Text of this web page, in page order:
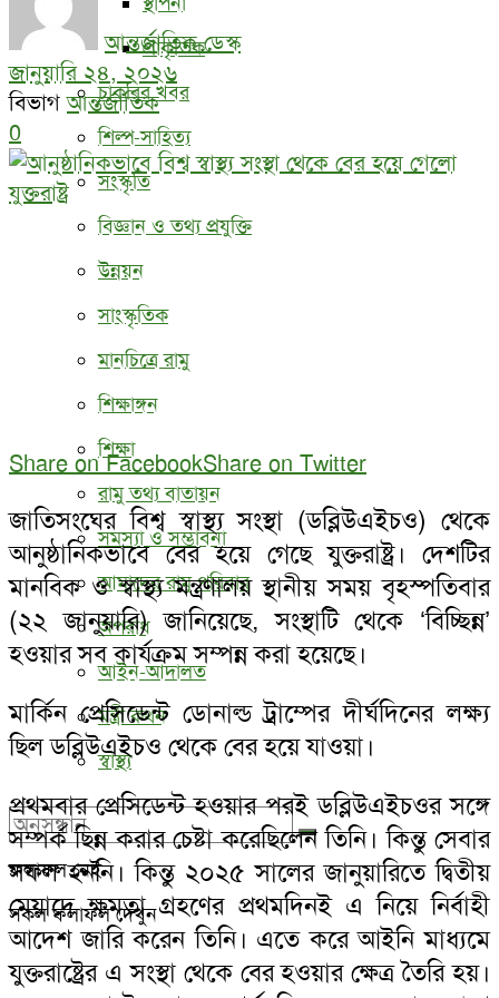
প্রাকৃতিক
চাকরির খবর
শিল্প-সাহিত্য
সংস্কৃতি
বিজ্ঞান ও তথ্য প্রযুক্তি
উন্নয়ন
সাংস্কৃতিক
মানচিত্রে রামু
শিক্ষাঙ্গন
শিক্ষা
রামু তথ্য বাতায়ন
সমস্যা ও সম্ভাবনা
আমাদের রামু পরিবার
অপরাধ
আইন-আদালত
মন্ত্রী কথন
স্বাস্থ্য
ফলাফল নেই
সকল ফলাফল দেখুন
আন্তর্জাতিক ডেস্ক
জানুয়ারি ২৪, ২০২৬
বিভাগ আন্তর্জাতিক
0
Share on FacebookShare on Twitter
জাতিসংঘের বিশ্ব স্বাস্থ্য সংস্থা (ডব্লিউএইচও) থেকে
আনুষ্ঠানিকভাবে বের হয়ে গেছে যুক্তরাষ্ট্র। দেশটির
মানবিক ও স্বাস্থ্য মন্ত্রণালয় স্থানীয় সময় বৃহস্পতিবার
(২২ জানুয়ারি) জানিয়েছে, সংস্থাটি থেকে ‘বিচ্ছিন্ন’
হওয়ার সব কার্যক্রম সম্পন্ন করা হয়েছে।
মার্কিন প্রেসিডেন্ট ডোনাল্ড ট্রাম্পের দীর্ঘদিনের লক্ষ্য
ছিল ডব্লিউএইচও থেকে বের হয়ে যাওয়া।
প্রথমবার প্রেসিডেন্ট হওয়ার পরই ডব্লিউএইচওর সঙ্গে
সম্পর্ক ছিন্ন করার চেষ্টা করেছিলেন তিনি। কিন্তু সেবার
সফল হননি। কিন্তু ২০২৫ সালের জানুয়ারিতে দ্বিতীয়
মেয়াদে ক্ষমতা গ্রহণের প্রথমদিনই এ নিয়ে নির্বাহী
আদেশ জারি করেন তিনি। এতে করে আইনি মাধ্যমে
যুক্তরাষ্ট্রের এ সংস্থা থেকে বের হওয়ার ক্ষেত্র তৈরি হয়।